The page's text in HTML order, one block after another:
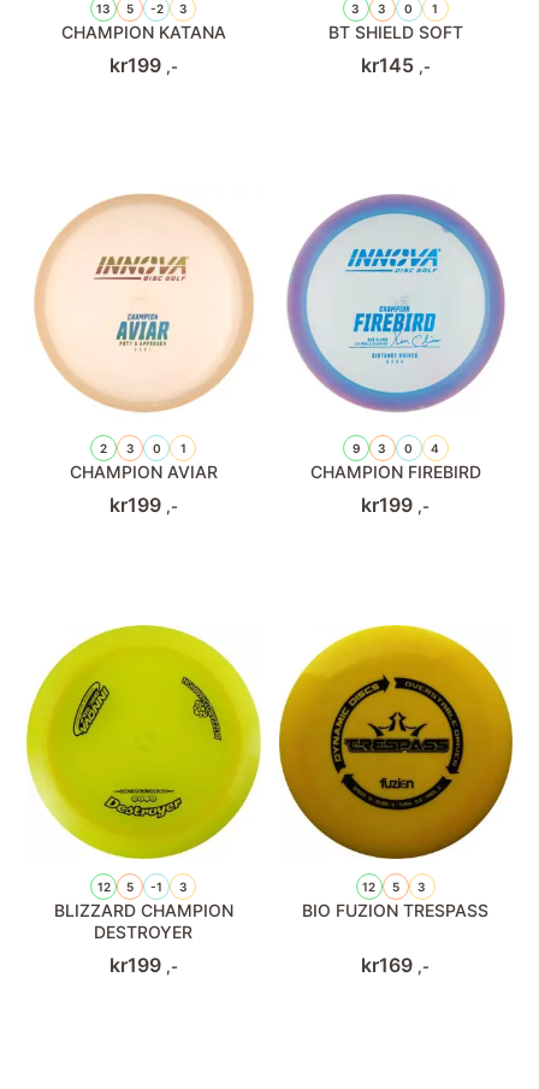
13 5 -2 3
CHAMPION KATANA
kr199 ,-
3 3 0 1
BT SHIELD SOFT
kr145 ,-
2 3 0 1
CHAMPION AVIAR
kr199 ,-
9 3 0 4
CHAMPION FIREBIRD
kr199 ,-
12 5 -1 3
BLIZZARD CHAMPION
DESTROYER
kr199 ,-
12 5 3
BIO FUZION TRESPASS
kr169 ,-